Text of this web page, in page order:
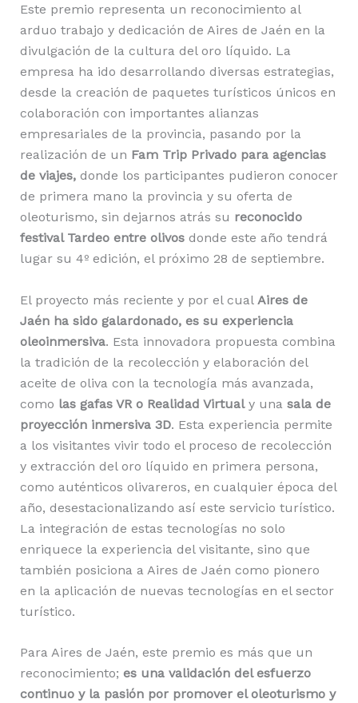
Este premio representa un reconocimiento al
arduo trabajo y dedicación de Aires de Jaén en la
divulgación de la cultura del oro líquido. La
empresa ha ido desarrollando diversas estrategias,
desde la creación de paquetes turísticos únicos en
colaboración con importantes alianzas
empresariales de la provincia, pasando por la
realización de un Fam Trip Privado para agencias
de viajes,donde los participantes pudieron conocer
de primera mano la provincia y su oferta de
oleoturismo, sin dejarnos atrás su reconocido
festival Tardeo entre olivosdonde este año tendrá
lugar su 4º edición, el próximo 28 de septiembre.
El proyecto más reciente y por el cual Aires de
Jaén ha sido galardonado, es su experiencia
oleoinmersiva. Esta innovadora propuesta combina
la tradición de la recolección y elaboración del
aceite de oliva con la tecnología más avanzada,
como las gafas VR o Realidad Virtualy una sala de
proyección inmersiva 3D. Esta experiencia permite
a los visitantes vivir todo el proceso de recolección
y extracción del oro líquido en primera persona,
como auténticos olivareros, en cualquier época del
año, desestacionalizando así este servicio turístico.
La integración de estas tecnologías no solo
enriquece la experiencia del visitante, sino que
también posiciona a Aires de Jaén como pionero
en la aplicación de nuevas tecnologías en el sector
turístico.
Para Aires de Jaén, este premio es más que un
reconocimiento; es una validación del esfuerzo
continuo y la pasión por promover el oleoturismo y